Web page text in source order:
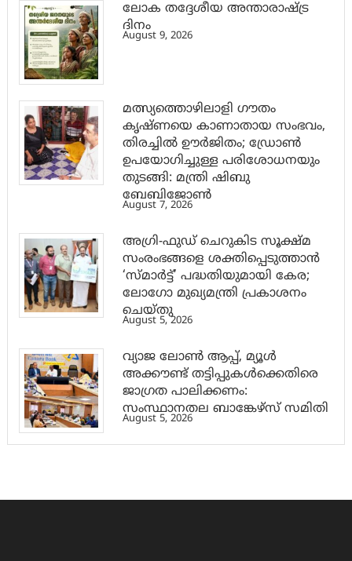
ലോക തദ്ദേശീയ അന്താരാഷ്ട്ര
ദിനം
August 9, 2026
മത്സ്യത്തൊഴിലാളി ഗൗതം
കൃഷ്ണയെ കാണാതായ സംഭവം,
തിരച്ചിൽ ഊർജിതം; ഡ്രോണ്‍
ഉപയോഗിച്ചുള്ള പരിശോധനയും
തുടങ്ങി: മന്ത്രി ഷിബു
ബേബിജോണ്‍
August 7, 2026
അഗ്രി-ഫുഡ് ചെറുകിട സൂക്ഷ്മ
സംരംഭങ്ങളെ ശക്തിപ്പെടുത്താന്‍
‘സ്മാര്‍ട്ട്’ പദ്ധതിയുമായി കേര;
ലോഗോ മുഖ്യമന്ത്രി പ്രകാശനം
ചെയ്തു
August 5, 2026
വ്യാജ ലോൺ ആപ്പ്, മ്യൂൾ
അക്കൗണ്ട് തട്ടിപ്പുകൾക്കെതിരെ
ജാ​ഗ്രത പാലിക്കണം:
സംസ്ഥാനതല ബാങ്കേഴ്സ് സമിതി
August 5, 2026